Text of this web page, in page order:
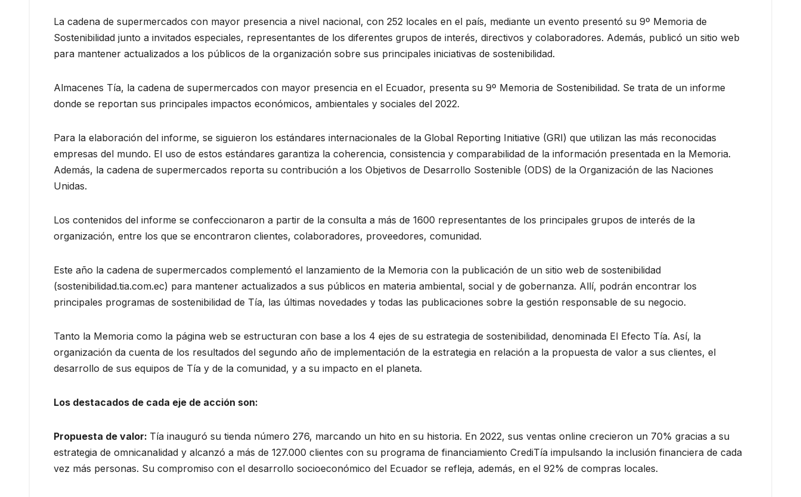
La cadena de supermercados con mayor presencia a nivel nacional, con 252 locales en el país, mediante un evento presentó su 9º Memoria de
Sostenibilidad junto a invitados especiales, representantes de los diferentes grupos de interés, directivos y colaboradores. Además, publicó un sitio web
para mantener actualizados a los públicos de la organización sobre sus principales iniciativas de sostenibilidad.
Almacenes Tía, la cadena de supermercados con mayor presencia en el Ecuador, presenta su 9º Memoria de Sostenibilidad. Se trata de un informe
donde se reportan sus principales impactos económicos, ambientales y sociales del 2022.
Para la elaboración del informe, se siguieron los estándares internacionales de la Global Reporting Initiative (GRI) que utilizan las más reconocidas
empresas del mundo. El uso de estos estándares garantiza la coherencia, consistencia y comparabilidad de la información presentada en la Memoria.
Además, la cadena de supermercados reporta su contribución a los Objetivos de Desarrollo Sostenible (ODS) de la Organización de las Naciones
Unidas.
Los contenidos del informe se confeccionaron a partir de la consulta a más de 1600 representantes de los principales grupos de interés de la
organización, entre los que se encontraron clientes, colaboradores, proveedores, comunidad.
Este año la cadena de supermercados complementó el lanzamiento de la Memoria con la publicación de un sitio web de sostenibilidad
(sostenibilidad.tia.com.ec) para mantener actualizados a sus públicos en materia ambiental, social y de gobernanza. Allí, podrán encontrar los
principales programas de sostenibilidad de Tía, las últimas novedades y todas las publicaciones sobre la gestión responsable de su negocio.
Tanto la Memoria como la página web se estructuran con base a los 4 ejes de su estrategia de sostenibilidad, denominada El Efecto Tía. Así, la
organización da cuenta de los resultados del segundo año de implementación de la estrategia en relación a la propuesta de valor a sus clientes, el
desarrollo de sus equipos de Tía y de la comunidad, y a su impacto en el planeta.
Los destacados de cada eje de acción son:
Propuesta de valor: Tía inauguró su tienda número 276, marcando un hito en su historia. En 2022, sus ventas online crecieron un 70% gracias a su
estrategia de omnicanalidad y alcanzó a más de 127.000 clientes con su programa de financiamiento CrediTía impulsando la inclusión financiera de cada
vez más personas. Su compromiso con el desarrollo socioeconómico del Ecuador se refleja, además, en el 92% de compras locales.